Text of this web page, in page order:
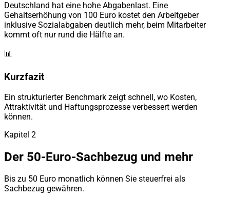
Deutschland hat eine hohe Abgabenlast. Eine
Gehaltserhöhung von 100 Euro kostet den Arbeitgeber
inklusive Sozialabgaben deutlich mehr, beim Mitarbeiter
kommt oft nur rund die Hälfte an.
📊
Kurzfazit
Ein strukturierter Benchmark zeigt schnell, wo Kosten,
Attraktivität und Haftungsprozesse verbessert werden
können.
Kapitel 2
Der 50-Euro-Sachbezug und mehr
Bis zu 50 Euro monatlich können Sie steuerfrei als
Sachbezug gewähren.